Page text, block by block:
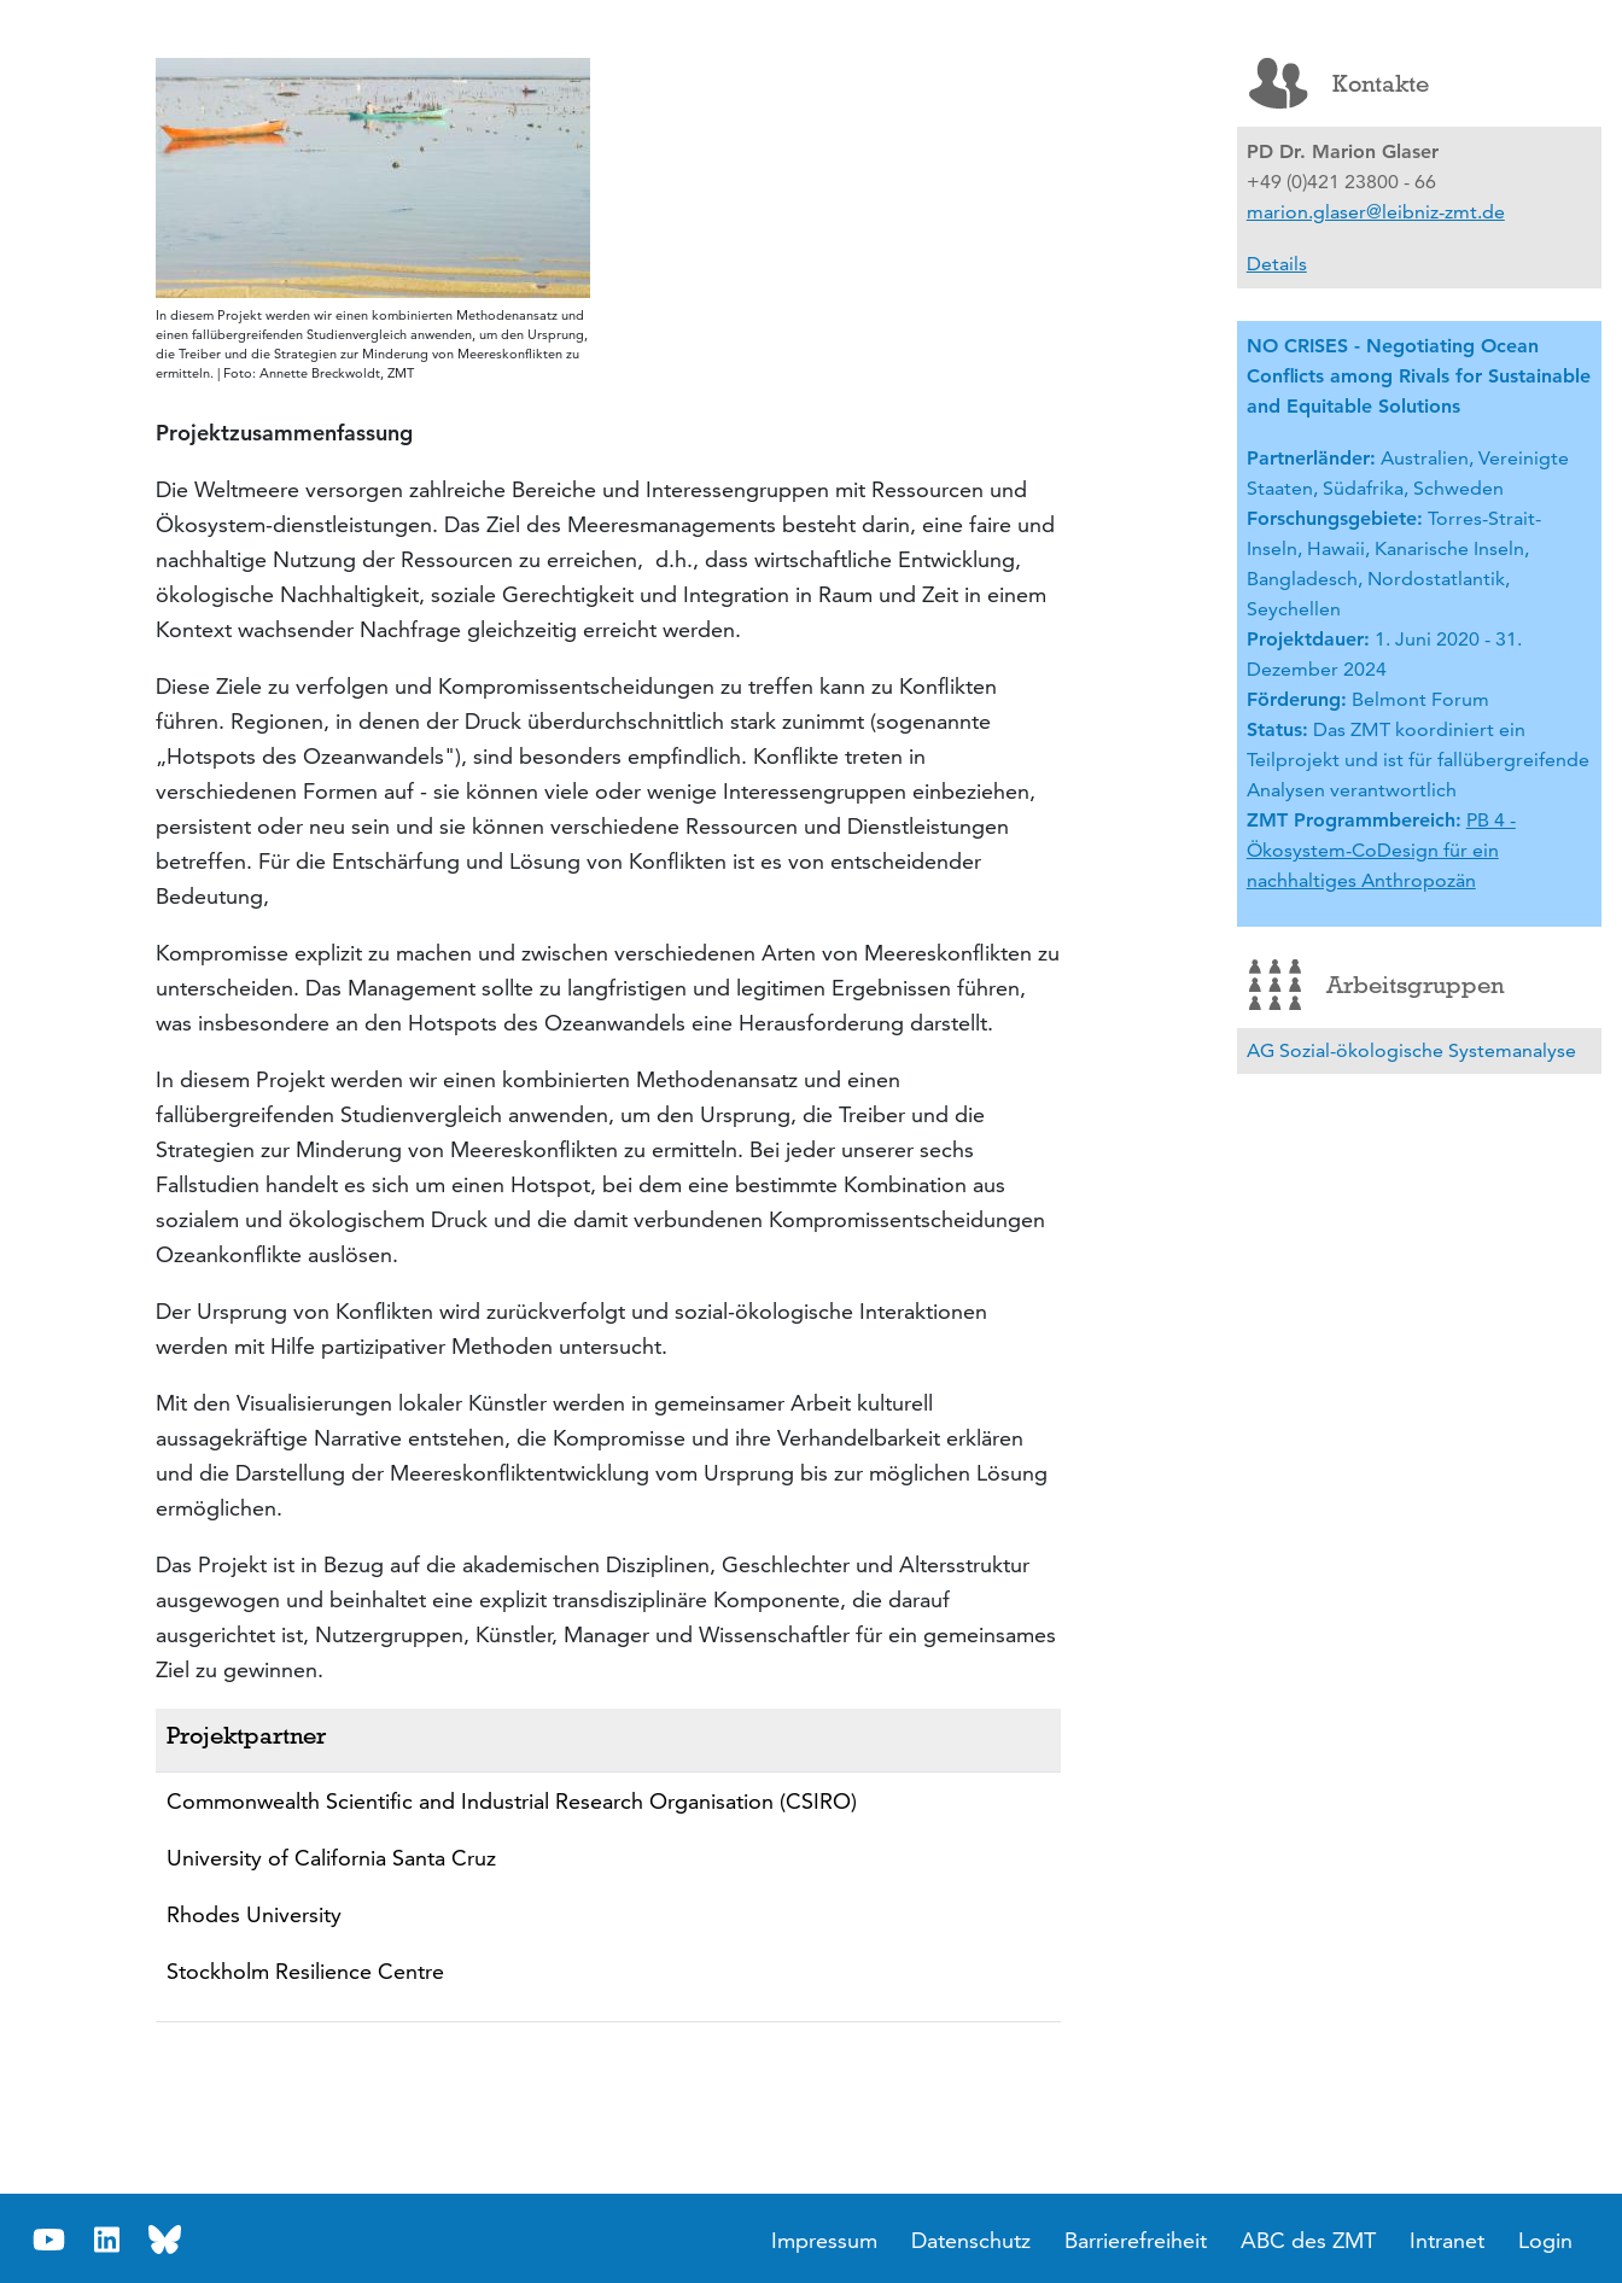
In diesem Projekt werden wir einen kombinierten Methodenansatz und
einen fallübergreifenden Studienvergleich anwenden, um den Ursprung,
die Treiber und die Strategien zur Minderung von Meereskonflikten zu
ermitteln. | Foto: Annette Breckwoldt, ZMT
Projektzusammenfassung
Die Weltmeere versorgen zahlreiche Bereiche und Interessengruppen mit Ressourcen und
Ökosystem-dienstleistungen. Das Ziel des Meeresmanagements besteht darin, eine faire und
nachhaltige Nutzung der Ressourcen zu erreichen, d.h., dass wirtschaftliche Entwicklung,
ökologische Nachhaltigkeit, soziale Gerechtigkeit und Integration in Raum und Zeit in einem
Kontext wachsender Nachfrage gleichzeitig erreicht werden.
Diese Ziele zu verfolgen und Kompromissentscheidungen zu treffen kann zu Konflikten
führen. Regionen, in denen der Druck überdurchschnittlich stark zunimmt (sogenannte
„Hotspots des Ozeanwandels"), sind besonders empfindlich. Konflikte treten in
verschiedenen Formen auf - sie können viele oder wenige Interessengruppen einbeziehen,
persistent oder neu sein und sie können verschiedene Ressourcen und Dienstleistungen
betreffen. Für die Entschärfung und Lösung von Konflikten ist es von entscheidender
Bedeutung,
Kompromisse explizit zu machen und zwischen verschiedenen Arten von Meereskonflikten zu
unterscheiden. Das Management sollte zu langfristigen und legitimen Ergebnissen führen,
was insbesondere an den Hotspots des Ozeanwandels eine Herausforderung darstellt.
In diesem Projekt werden wir einen kombinierten Methodenansatz und einen
fallübergreifenden Studienvergleich anwenden, um den Ursprung, die Treiber und die
Strategien zur Minderung von Meereskonflikten zu ermitteln. Bei jeder unserer sechs
Fallstudien handelt es sich um einen Hotspot, bei dem eine bestimmte Kombination aus
sozialem und ökologischem Druck und die damit verbundenen Kompromissentscheidungen
Ozeankonflikte auslösen.
Der Ursprung von Konflikten wird zurückverfolgt und sozial-ökologische Interaktionen
werden mit Hilfe partizipativer Methoden untersucht.
Mit den Visualisierungen lokaler Künstler werden in gemeinsamer Arbeit kulturell
aussagekräftige Narrative entstehen, die Kompromisse und ihre Verhandelbarkeit erklären
und die Darstellung der Meereskonfliktentwicklung vom Ursprung bis zur möglichen Lösung
ermöglichen.
Das Projekt ist in Bezug auf die akademischen Disziplinen, Geschlechter und Altersstruktur
ausgewogen und beinhaltet eine explizit transdisziplinäre Komponente, die darauf
ausgerichtet ist, Nutzergruppen, Künstler, Manager und Wissenschaftler für ein gemeinsames
Ziel zu gewinnen.
Projektpartner
Commonwealth Scientific and Industrial Research Organisation (CSIRO)
University of California Santa Cruz
Rhodes University
Stockholm Resilience Centre
Kontakte
PD Dr. Marion Glaser
+49 (0)421 23800 - 66
marion.glaser@leibniz-zmt.de
Details
NO CRISES - Negotiating Ocean
Conflicts among Rivals for Sustainable
and Equitable Solutions
Partnerländer: Australien, Vereinigte
Staaten, Südafrika, Schweden
Forschungsgebiete: Torres-Strait-
Inseln, Hawaii, Kanarische Inseln,
Bangladesch, Nordostatlantik,
Seychellen
Projektdauer: 1. Juni 2020 - 31.
Dezember 2024
Förderung: Belmont Forum
Status: Das ZMT koordiniert ein
Teilprojekt und ist für fallübergreifende
Analysen verantwortlich
ZMT Programmbereich: PB 4 -
Ökosystem-CoDesign für ein
nachhaltiges Anthropozän
Arbeitsgruppen
AG Sozial-ökologische Systemanalyse
Impressum Datenschutz Barrierefreiheit ABC des ZMT Intranet Login